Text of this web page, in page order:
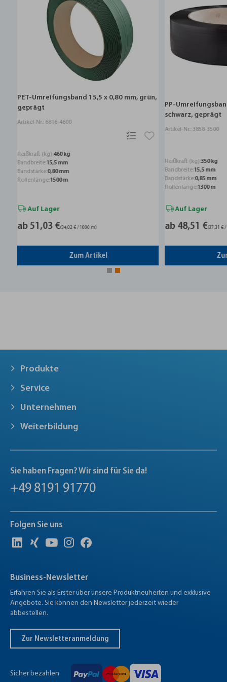
PET-Umreifungsband 15,5 x 0,80 mm, grün,
geprägt
Artikel-Nr.: 6816-4600
Reißkraft (kg):460 kg
Bandbreite:15,5 mm
Bandstärke:0,80 mm
Rollenlänge:1500 m
Auf Lager
ab 51,03 € (34,02 € / 1000 m)
Zum Artikel
PP-Umreifungsband
schwarz, geprägt
Artikel-Nr.: 3858-3500
Reißkraft (kg):350 kg
Bandbreite:15,5 mm
Bandstärke:0,85 mm
Rollenlänge:1300 m
Auf Lager
ab 48,51 € (37,31 € /
Produkte
Service
Unternehmen
Weiterbildung
Sie haben Fragen? Wir sind für Sie da!
+49 8191 91770
Folgen Sie uns
Business-Newsletter
Erfahren Sie als Erster über unsere Produktneuheiten und exklusive
Angebote. Sie können den Newsletter jederzeit wieder
abbestellen.
Zur Newsletteranmeldung
Sicher bezahlen